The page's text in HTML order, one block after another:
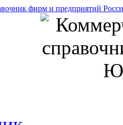
фирм и предприятий